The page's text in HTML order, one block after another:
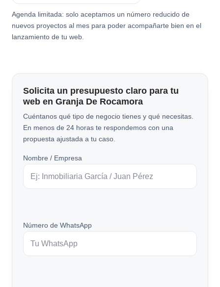
Agenda limitada: solo aceptamos un número reducido de
nuevos proyectos al mes para poder acompañarte bien en el
lanzamiento de tu web.
Solicita un presupuesto claro para tu
web en Granja De Rocamora
Cuéntanos qué tipo de negocio tienes y qué necesitas.
En menos de 24 horas te respondemos con una
propuesta ajustada a tu caso.
Nombre / Empresa
Número de WhatsApp